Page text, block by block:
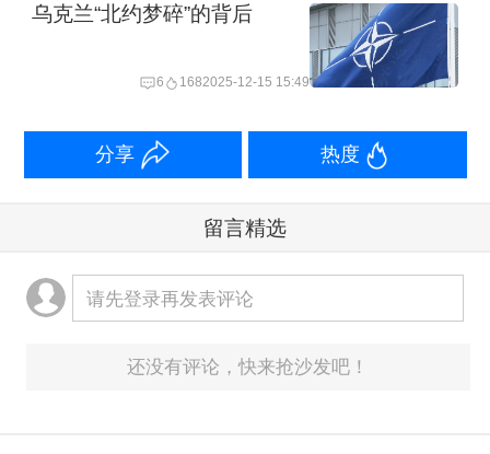
乌克兰“北约梦碎”的背后
6 1682025-12-15 15:49
分享 热度
留言精选
请先登录再发表评论
还没有评论，快来抢沙发吧！